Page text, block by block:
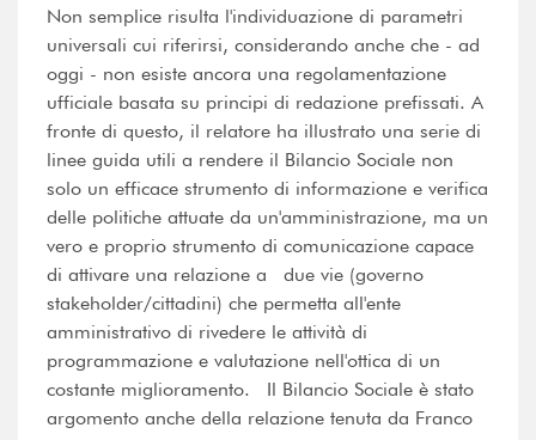
Non semplice risulta l'individuazione di parametri
universali cui riferirsi, considerando anche che - ad
oggi - non esiste ancora una regolamentazione
ufficiale basata su principi di redazione prefissati. A
fronte di questo, il relatore ha illustrato una serie di
linee guida utili a rendere il Bilancio Sociale non
solo un efficace strumento di informazione e verifica
delle politiche attuate da un'amministrazione, ma un
vero e proprio strumento di comunicazione capace
di attivare una relazione a due vie (governo 
stakeholder/cittadini) che permetta all'ente
amministrativo di rivedere le attività di
programmazione e valutazione nell'ottica di un
costante miglioramento. Il Bilancio Sociale è stato
argomento anche della relazione tenuta da Franco